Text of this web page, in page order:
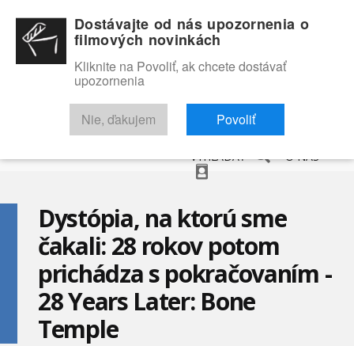
RECENZIE TRAILERY FILMOVÁ DATABÁZA
VYHĽADAŤ O NÁS
Dystópia, na ktorú sme
čakali: 28 rokov potom
prichádza s pokračovaním -
28 Years Later: Bone
Temple
Dostávajte od nás upozornenia o
filmových novinkách
Kliknite na Povoliť, ak chcete dostávať
upozornenia
Nie, ďakujem Povoliť